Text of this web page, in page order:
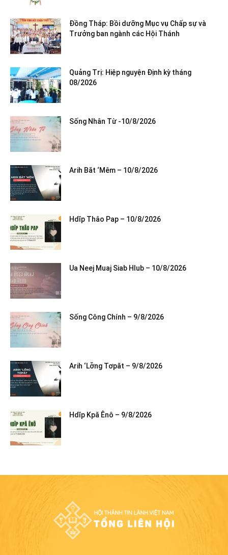
Đồng Tháp: Bồi dưỡng Mục vụ Chấp sự và
Trưởng ban ngành các Hội Thánh
Quảng Trị: Hiệp nguyện Định kỳ tháng
08/2026
Sống Nhân Từ -10/8/2026
Arih Băt ‘Mêm – 10/8/2026
Hdĭp Thâo Pap – 10/8/2026
Ua Neej Muaj Siab Hlub – 10/8/2026
Sống Công Chính – 9/8/2026
Arih ‘Lơ̆ng Tơpăt – 9/8/2026
Hdĭp Kpă Ênô – 9/8/2026